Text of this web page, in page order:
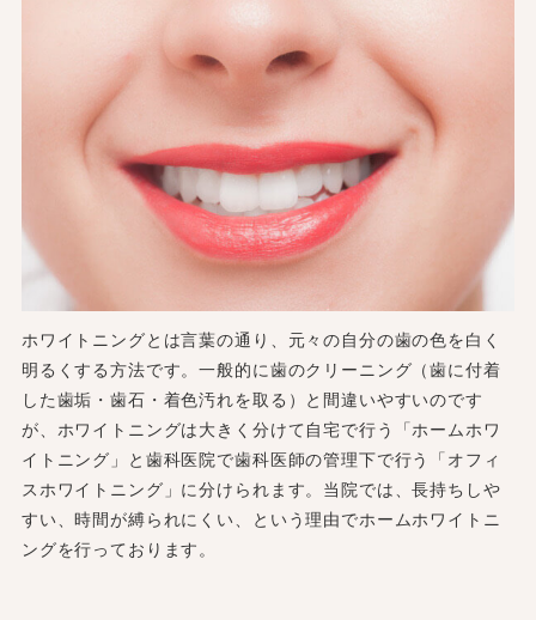
ホワイトニングとは言葉の通り、元々の自分の歯の色を白く
明るくする方法です。一般的に歯のクリーニング（歯に付着
した歯垢・歯石・着色汚れを取る）と間違いやすいのです
が、ホワイトニングは大きく分けて自宅で行う「ホームホワ
イトニング」と歯科医院で歯科医師の管理下で行う「オフィ
スホワイトニング」に分けられます。当院では、長持ちしや
すい、時間が縛られにくい、という理由でホームホワイトニ
ングを行っております。